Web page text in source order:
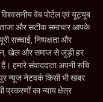
वेब पोर्टल एवं यूट्यूब
और सटीक समाचार आपके
सच्चाई, निष्पक्षता और
खेल और समाज से जुड़ी हर
हमारे संवाददाता अपनी रुचि
न्यूज नेटवर्क किसी भी खबर
प्रकरणों का न्याय क्षेत्र